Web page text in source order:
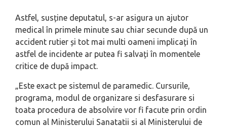
Astfel, susține deputatul, s-ar asigura un ajutor
medical în primele minute sau chiar secunde după un
accident rutier și tot mai multi oameni implicați în
astfel de incidente ar putea fi salvați în momentele
critice de după impact.
„Este exact pe sistemul de paramedic. Cursurile,
programa, modul de organizare si desfasurare si
toata procedura de absolvire vor fi facute prin ordin
comun al Ministerului Sanatatii si al Ministerului de